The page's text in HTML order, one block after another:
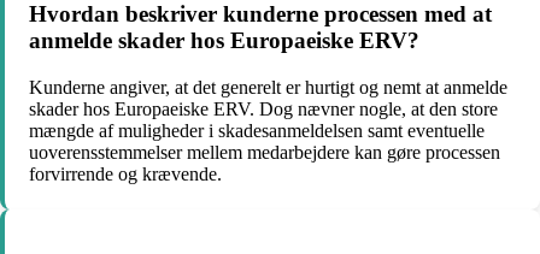
Hvordan beskriver kunderne processen med at
anmelde skader hos Europaeiske ERV?
Kunderne angiver, at det generelt er hurtigt og nemt at anmelde
skader hos Europaeiske ERV. Dog nævner nogle, at den store
mængde af muligheder i skadesanmeldelsen samt eventuelle
uoverensstemmelser mellem medarbejdere kan gøre processen
forvirrende og krævende.